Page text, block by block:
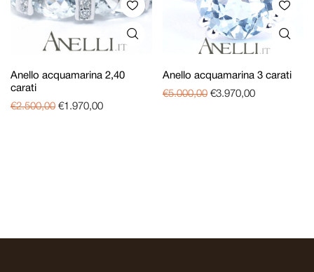
Anello acquamarina 2,40
carati
€2.500,00 €1.970,00
Anello acquamarina 3 carati
€5.000,00 €3.970,00